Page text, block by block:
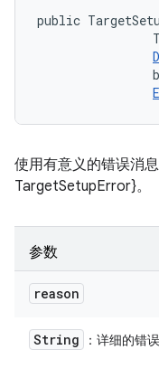
public
使用有意义的错误消
TargetSetupError}。
参数
reason
String ：详细的错